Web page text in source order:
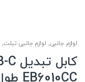
لوازم جانبی, لوازم جانبی تبلت,
EB6010CC طول 1 متر